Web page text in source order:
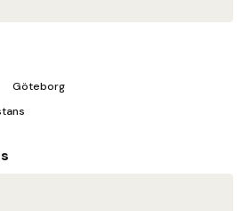
Göteborg